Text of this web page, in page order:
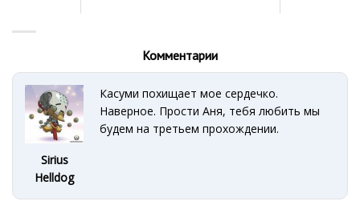
Комментарии
Sirius
Helldog
Касуми похищает мое сердечко.
Наверное. Прости Аня, тебя любить мы
будем на третьем прохождении.